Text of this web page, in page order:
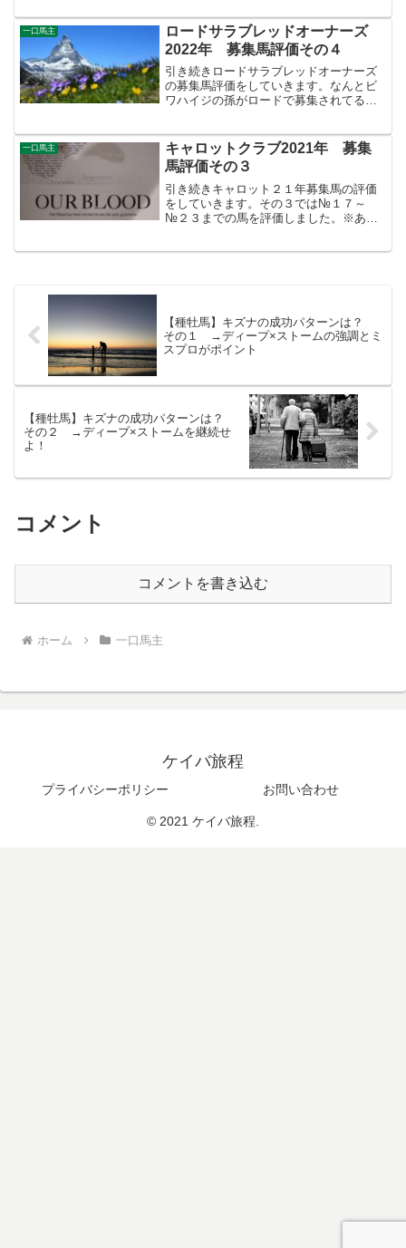
４段階評価でA評価、B評価を付けた高評
価の馬を紹介していきま...
一口馬主
ロードサラブレッドオーナーズ
2022年 募集馬評価その４
引き続きロードサラブレッドオーナーズ
の募集馬評価をしていきます。なんとビ
ワハイジの孫がロードで募集されてるじ
４段階評価でA評価、B評価を付けた高評
価の馬を紹介していきま...
一口馬主
キャロットクラブ2021年 募集
馬評価その３
引き続きキャロット２１年募集馬の評価
をしていきます。その３では№１７～
№２３までの馬を評価しました。※あく
【種牡馬】キズナの成功パターンは？
その１ →ディープ×ストームの強調とミ
スプロがポイント
【種牡馬】キズナの成功パターンは？
その２ →ディープ×ストームを継続せ
よ！
コメント
コメントを書き込む
ホーム 一口馬主
ケイバ旅程
プライバシーポリシー お問い合わせ
© 2021 ケイバ旅程.